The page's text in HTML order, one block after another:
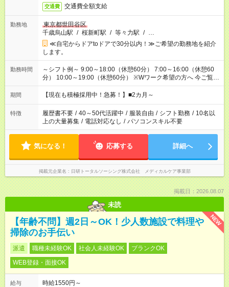
交通費 交通費全額支給
勤務地
東京都世田谷区
千歳烏山駅 / 桜新町駅 / 等々力駅 / …
≪自宅からドアtoドアで30分以内！≫ご希望の勤務地を紹介
します。
勤務時間
～シフト例～ 9:00～18:00（休憩60分） 7:00～16:00（休憩60
分） 10:00～19:00（休憩60分） ※Wワーク希望の方へ 今ご覧の
お仕事で希望する勤務時間と、もう1つのお仕事の勤務時間の合
計が 週40時間を超えなければOKです。
期間 【現在も積極採用中！急募！】■2カ月～
特徴 履歴書不要 / 40～50代活躍中 / 服装自由 / シフト勤務 / 10名以
上の大量募集 / 電話対応なし / パソコンスキル不要
気になる！ 応募する 詳細へ
掲載元企業名 日研トータルソーシング株式会社 メディカルケア事業部
掲載日：2026.08.07
未読
NEW
【年齢不問】週2日～OK！少人数施設で料理や
掃除のお手伝い
派遣 職種未経験OK 社会人未経験OK
ブランクOK
WEB登録・面接OK
給与
時給1550円～